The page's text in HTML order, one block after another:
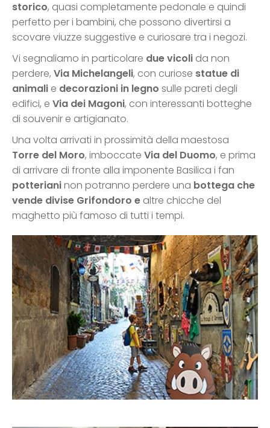
storico, quasi completamente pedonale e quindi
perfetto per i bambini, che possono divertirsi a
scovare viuzze suggestive e curiosare tra i negozi.
Vi segnaliamo in particolare due vicoli da non
perdere, Via Michelangeli, con curiose statue di
animali e decorazioni in legno sulle pareti degli
edifici, e Via dei Magoni, con interessanti botteghe
di souvenir e artigianato.
Una volta arrivati in prossimità della maestosa
Torre del Moro, imboccate Via del Duomo, e prima
di arrivare di fronte alla imponente Basilica i fan
potterianinon potranno perdere una bottega che
vende divise Grifondoro e altre chicche del
maghetto più famoso di tutti i tempi.